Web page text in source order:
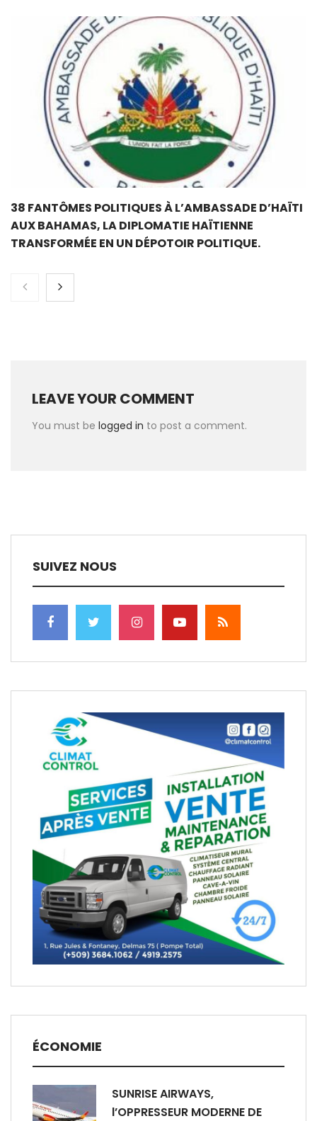
38 FANTÔMES POLITIQUES À L’AMBASSADE D’HAÏTI
AUX BAHAMAS, LA DIPLOMATIE HAÏTIENNE
TRANSFORMÉE EN UN DÉPOTOIR POLITIQUE.
LEAVE YOUR COMMENT
You must be logged in to post a comment.
SUIVEZ NOUS
ÉCONOMIE
SUNRISE AIRWAYS,
l’OPPRESSEUR MODERNE DE